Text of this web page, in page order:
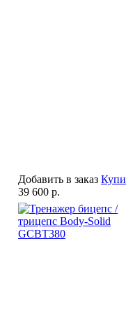
Добавить в заказ
39 600 р.